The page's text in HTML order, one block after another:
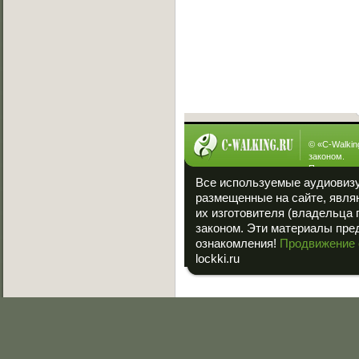
© «C-
законом.
При полном
ссылка на «
Все используемые
размещенные на сайте,
их изготовителя (владельца
законом. Эти материалы
ознакомления! Продвижение
lockki.ru